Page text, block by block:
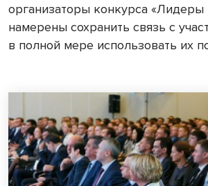
организаторы конкурса «Лидеры
намерены сохранить связь с
в полной мере использовать их